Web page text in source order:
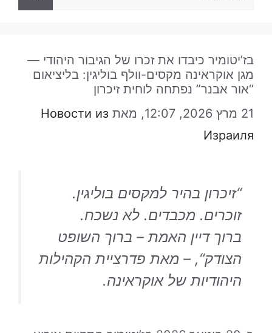
בז’יטומיר כיבדו את זכרו של הגיבור היהודי —
מגן אוקראינה מקסים-וולף בוליגין: בליציאום
“אור אבנר” נפתחה לוחית זיכרון
21 מרץ 2026, 12:07,
מאת Новости из
Израиля
“זיכרון בהיר למקסים בוליגין.
זוכרים. מכבדים. לא נשכח.
ברוך דיין האמת – ברוך השופט
הצודק“, – מאת פדרציית הקהילות
היהודיות של אוקראינה.